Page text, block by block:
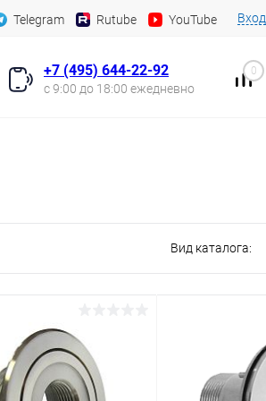
Telegram Rutube YouTube Вход
+7 (495) 644-22-92
с 9:00 до 18:00 ежедневно
0
Вид каталога: